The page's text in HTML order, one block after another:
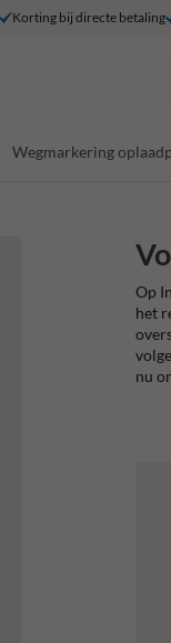
Korting bij directe betaling
Wegmarkering
Op
het
nu